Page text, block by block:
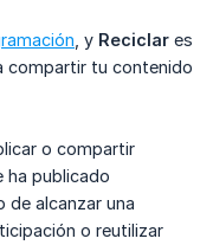
, y Reciclar es
compartir tu contenido
o compartir
ha publicado
de alcanzar una
o reutilizar